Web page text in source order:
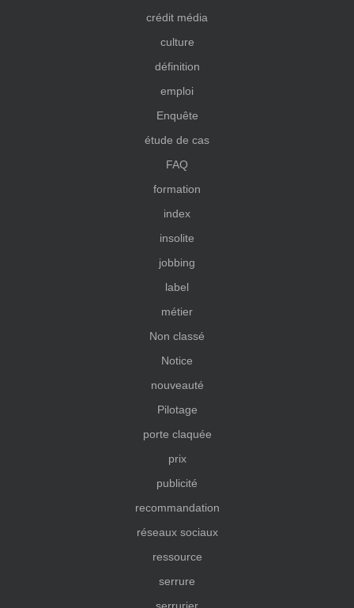
crédit média
culture
définition
emploi
Enquête
étude de cas
FAQ
formation
index
insolite
jobbing
label
métier
Non classé
Notice
nouveauté
Pilotage
porte claquée
prix
publicité
recommandation
réseaux sociaux
ressource
serrure
serrurier